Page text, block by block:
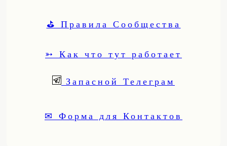
⛳ Правила Сообщества
➳ Как что тут работает
Запасной Телеграм
✉ Форма для Контактов